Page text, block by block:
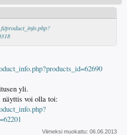
product_info.php?
yli.
voi olla toi:
Viimeksi muokattu: 06.06.2013